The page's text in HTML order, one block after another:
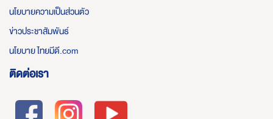
นโยบายความเป็นส่วนตัว
ข่าวประชาสัมพันธ์
นโยบาย ไทยมีดี.com
ติดต่อเรา